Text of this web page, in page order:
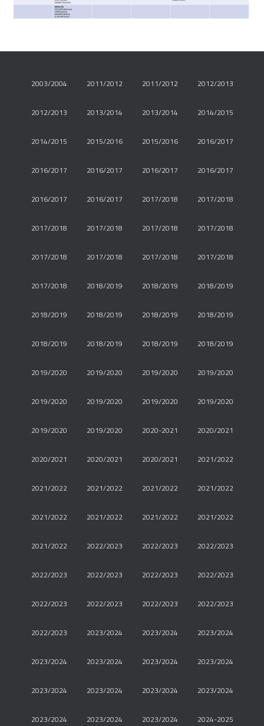
2003/2004 2011/2012 2011/2012 2012/2013
2012/2013 2013/2014 2013/2014 2014/2015
2014/2015 2015/2016 2015/2016 2016/2017
2016/2017 2016/2017 2016/2017 2016/2017
2016/2017 2016/2017 2017/2018 2017/2018
2017/2018 2017/2018 2017/2018 2017/2018
2017/2018 2017/2018 2017/2018 2017/2018
2017/2018 2018/2019 2018/2019 2018/2019
2018/2019 2018/2019 2018/2019 2018/2019
2018/2019 2018/2019 2018/2019 2018/2019
2019/2020 2019/2020 2019/2020 2019/2020
2019/2020 2019/2020 2019/2020 2019/2020
2019/2020 2019/2020 2020-2021 2020/2021
2020/2021 2020/2021 2020/2021 2021/2022
2021/2022 2021/2022 2021/2022 2021/2022
2021/2022 2021/2022 2021/2022 2021/2022
2021/2022 2022/2023 2022/2023 2022/2023
2022/2023 2022/2023 2022/2023 2022/2023
2022/2023 2022/2023 2022/2023 2022/2023
2022/2023 2023/2024 2023/2024 2023/2024
2023/2024 2023/2024 2023/2024 2023/2024
2023/2024 2023/2024 2023/2024 2023/2024
2023/2024 2023/2024 2023/2024 2024-2025